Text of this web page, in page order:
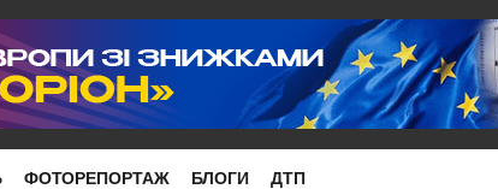
ФОТОРЕПОРТАЖ БЛОГИ ДТП